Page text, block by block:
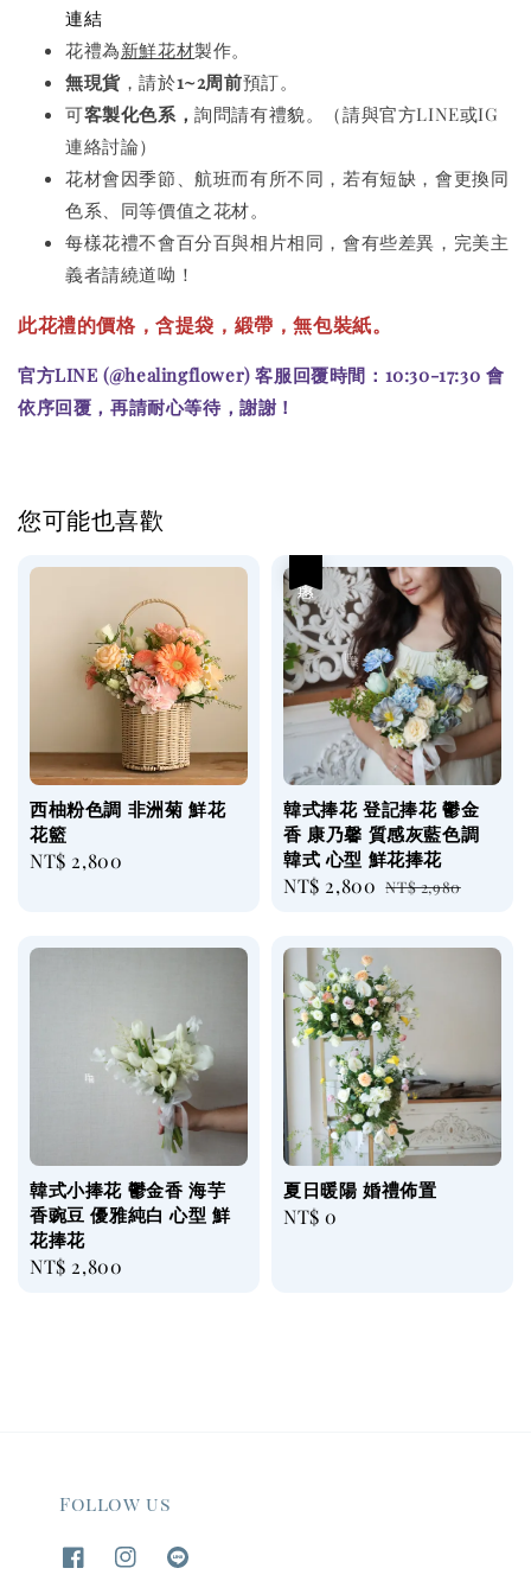
連結
花禮為新鮮花材製作。
無現貨，請於1~2周前預訂。
可客製化色系，詢問請有禮貌。（請與官方LINE或IG
連絡討論）
花材會因季節、航班而有所不同，若有短缺，會更換同
色系、同等價值之花材。
每樣花禮不會百分百與相片相同，會有些差異，完美主
義者請繞道呦！
此花禮的價格 ，含提袋， 緞帶，無包裝紙。
官方LINE (@healingflower) 客服回覆時間：10:30-17:30 會
依序回覆，再請耐心等待，謝謝！
您可能也喜歡
西柚粉色調 非洲菊 鮮花
花籃
Regular
NT$ 2,800
韓式捧花 登記捧花 鬱金
香 康乃馨 質感灰藍色調
韓式 心型 鮮花捧花
Sale
NT$ 2,800 Regular
NT$ 2,980
韓式小捧花 鬱金香 海芋
香豌豆 優雅純白 心型 鮮
花捧花
Regular
NT$ 2,800
夏日暖陽 婚禮佈置
Regular
NT$ 0
Follow us